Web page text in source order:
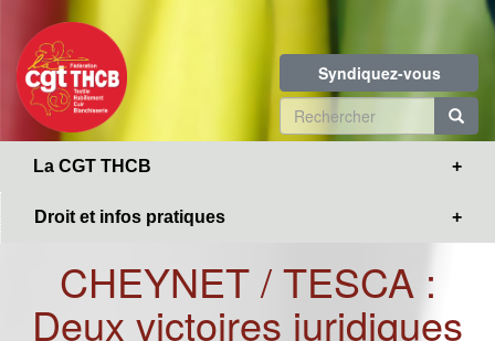
contenu
principal
Syndiquez-vous
Formulaire
de
La CGT THCB
Droit et infos pratiques
CHEYNET / TESCA :
Deux victoires juridiques